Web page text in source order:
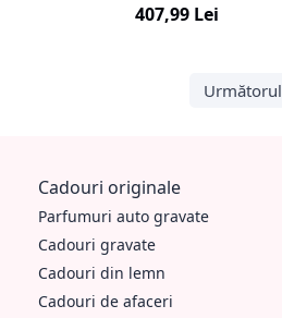
407,99 Lei
Următorul
Cadouri originale
Parfumuri auto gravate
Cadouri gravate
Cadouri din lemn
Cadouri de afaceri